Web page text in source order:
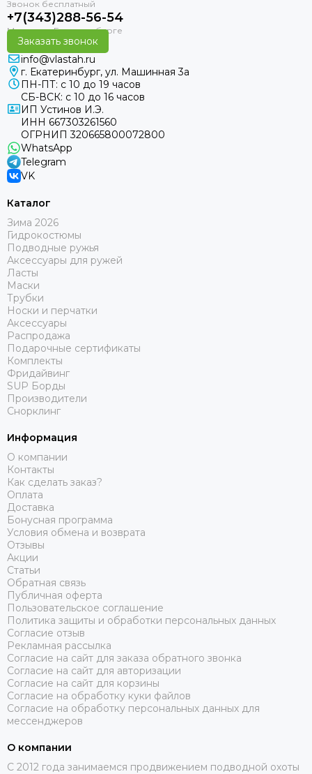
+7(343)288-56-54
Заказать звонок
info@vlastah.ru
г. Екатеринбург, ул. Машинная 3а
ПН-ПТ: с 10 до 19 часов
СБ-ВСК: с 10 до 16 часов
ИП Устинов И.Э.
ИНН 667303261560
ОГРНИП 320665800072800
WhatsApp
Telegram
VK
Каталог
Зима 2026
Гидрокостюмы
Подводные ружья
Аксессуары для ружей
Ласты
Маски
Трубки
Носки и перчатки
Аксессуары
Распродажа
Подарочные сертификаты
Комплекты
Фридайвинг
SUP Борды
Производители
Снорклинг
Информация
О компании
Контакты
Как сделать заказ?
Оплата
Доставка
Бонусная программа
Условия обмена и возврата
Отзывы
Акции
Статьи
Обратная связь
Публичная оферта
Пользовательское соглашение
Политика защиты и обработки персональных данных
Согласие отзыв
Рекламная рассылка
Согласие на сайт для заказа обратного звонка
Согласие на сайт для авторизации
Согласие на сайт для корзины
Согласие на обработку куки файлов
Согласие на обработку персональных данных для
мессенджеров
О компании
C 2012 года занимаемся продвижением подводной охоты